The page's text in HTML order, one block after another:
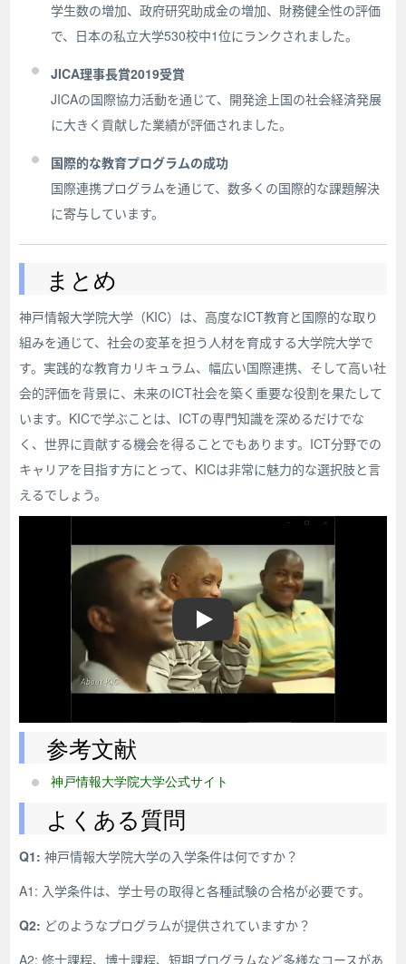
学生数の増加、政府研究助成金の増加、財務健全性の評価
で、日本の私立大学530校中1位にランクされました。
JICA理事長賞2019受賞
JICAの国際協力活動を通じて、開発途上国の社会経済発展
に大きく貢献した業績が評価されました。
国際的な教育プログラムの成功
国際連携プログラムを通じて、数多くの国際的な課題解決
に寄与しています。
まとめ
神戸情報大学院大学（KIC）は、高度なICT教育と国際的な取り
組みを通じて、社会の変革を担う人材を育成する大学院大学で
す。実践的な教育カリキュラム、幅広い国際連携、そして高い社
会的評価を背景に、未来のICT社会を築く重要な役割を果たして
います。KICで学ぶことは、ICTの専門知識を深めるだけでな
く、世界に貢献する機会を得ることでもあります。ICT分野での
キャリアを目指す方にとって、KICは非常に魅力的な選択肢と言
えるでしょう。
kobe institute of computing
参考文献
神戸情報大学院大学公式サイト
よくある質問
Q1: 神戸情報大学院大学の入学条件は何ですか？
A1: 入学条件は、学士号の取得と各種試験の合格が必要です。
Q2: どのようなプログラムが提供されていますか？
A2: 修士課程、博士課程、短期プログラムなど多様なコースがあ